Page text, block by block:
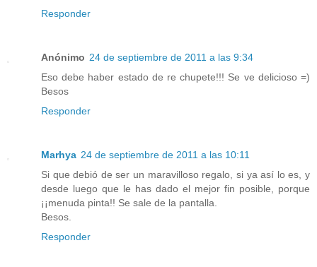
Responder
Anónimo 24 de septiembre de 2011 a las 9:34
Eso debe haber estado de re chupete!!! Se ve delicioso =)
Besos
Responder
Marhya 24 de septiembre de 2011 a las 10:11
Si que debió de ser un maravilloso regalo, si ya así lo es, y
desde luego que le has dado el mejor fin posible, porque
¡¡menuda pinta!! Se sale de la pantalla.
Besos.
Responder